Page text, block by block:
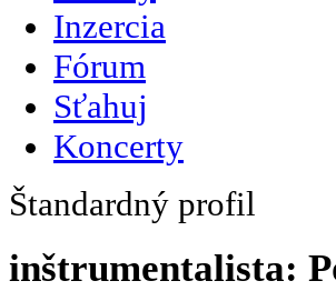
Inzercia
Fórum
Sťahuj
Koncerty
Štandardný profil
inštrumentalista: